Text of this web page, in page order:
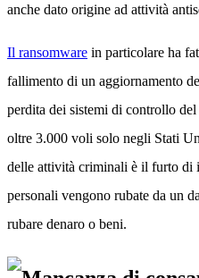
anche dato origine ad attività
Il ransomware in particolare ha
fallimento di un aggiornamento
perdita dei sistemi di controllo
oltre 3.000 voli solo negli Stati
delle attività criminali è il furto di
personali vengono rubate da un
rubare denaro o beni.